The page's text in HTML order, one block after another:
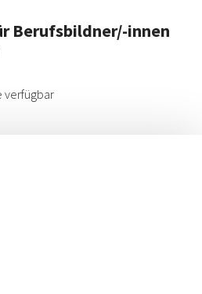
Berufsbildner/-innen
verfügbar